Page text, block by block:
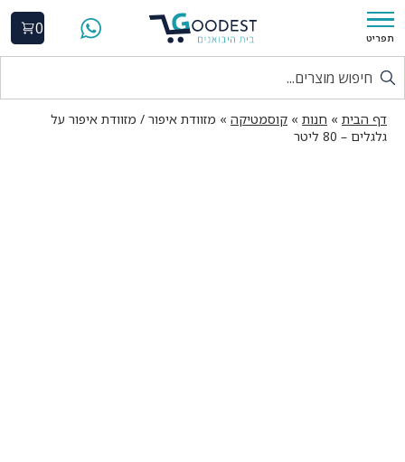
תפריט
0
דף הבית » חנות » קוסמטיקה » מזוודת איפור / מזוודת איפור על
גלגלים – 80 ליטר